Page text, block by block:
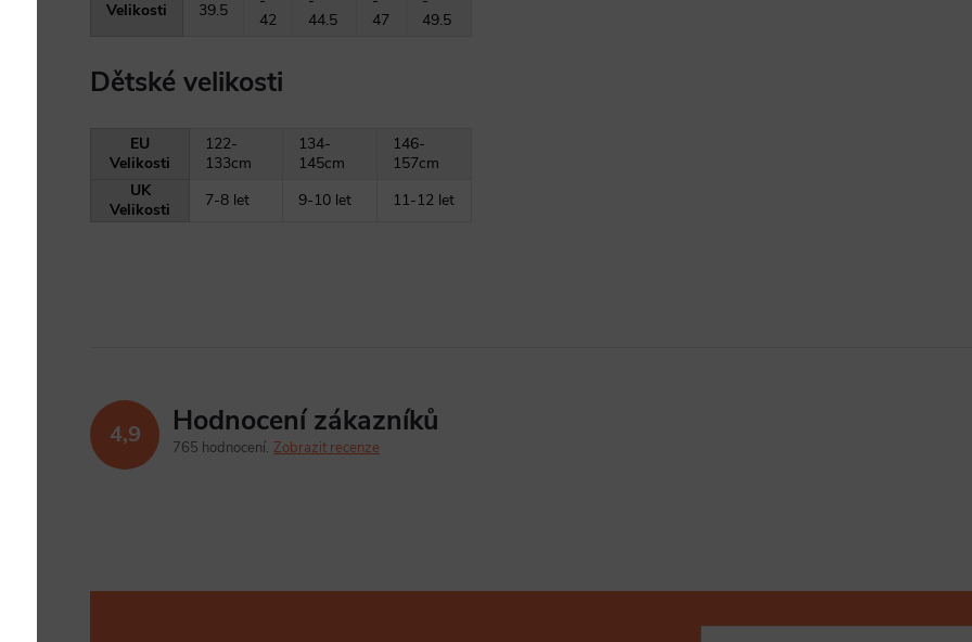
Velikosti
39.5
42
44.5
47
49.5
Dětské velikosti
EU
Velikosti
122-
133cm
134-
145cm
146-
157cm
UK
Velikosti
7-8 let 9-10 let 11-12 let
4,9 Hodnocení zákazníků
765 hodnocení Zobrazit recenze